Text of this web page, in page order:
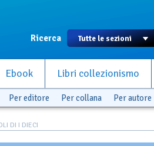
Ricerca
Ebook Libri collezionismo
Per editore Per collana Per autore
DI I DIECI